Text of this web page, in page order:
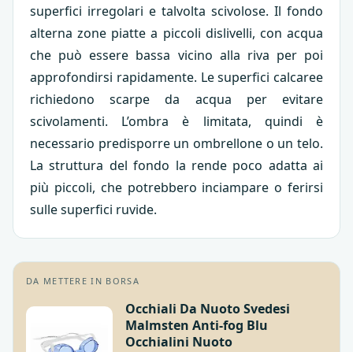
superfici irregolari e talvolta scivolose. Il fondo
alterna zone piatte a piccoli dislivelli, con acqua
che può essere bassa vicino alla riva per poi
approfondirsi rapidamente. Le superfici calcaree
richiedono scarpe da acqua per evitare
scivolamenti. L’ombra è limitata, quindi è
necessario predisporre un ombrellone o un telo.
La struttura del fondo la rende poco adatta ai
più piccoli, che potrebbero inciampare o ferirsi
sulle superfici ruvide.
DA METTERE IN BORSA
Occhiali Da Nuoto Svedesi
Malmsten Anti-fog Blu
Occhialini Nuoto